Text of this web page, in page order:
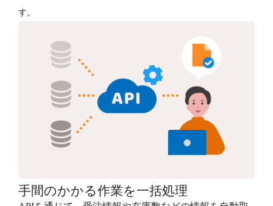
す。
手間のかかる作業を一括処理